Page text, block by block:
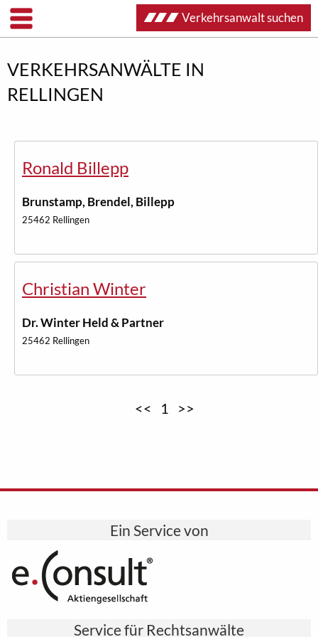
VERKEHRSANWÄLTE IN
RELLINGEN
Ronald Billepp
Brunstamp, Brendel, Billepp
25462 Rellingen
Christian Winter
Dr. Winter Held & Partner
25462 Rellingen
<< 1 >>
Ein Service von
Service für Rechtsanwälte
Verkehrsanwalt suchen